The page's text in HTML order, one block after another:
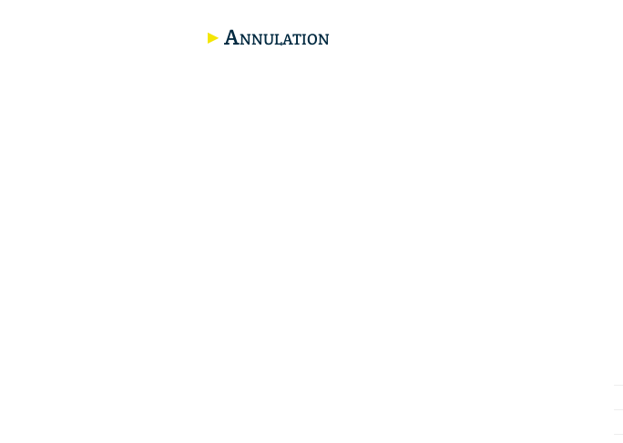
Annulation